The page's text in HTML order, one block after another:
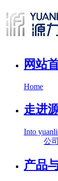
网站
Home
走进
Into
公
产品